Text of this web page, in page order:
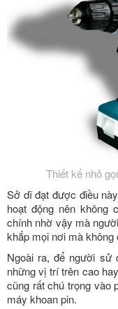
Thiết kế nhỏ
Sở dĩ đạt được điều
hoạt động nên không
chính nhờ vậy mà
khắp mọi nơi mà không
Ngoài ra, để người sử
những vị trí trên cao
cũng rất chú trọng vào
máy khoan pin.